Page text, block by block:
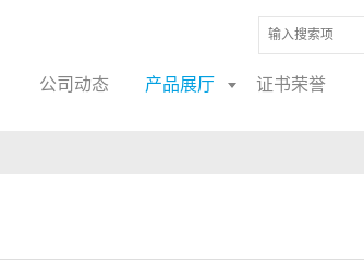
公司动态 产品展厅 证书荣誉